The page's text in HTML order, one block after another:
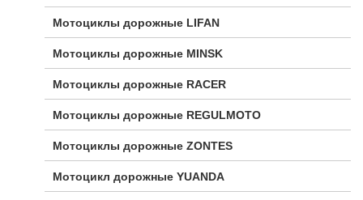
Мотоциклы дорожные LIFAN
Мотоциклы дорожные MINSK
Мотоциклы дорожные RACER
Мотоциклы дорожные REGULMOTO
Мотоциклы дорожные ZONTES
Мотоцикл дорожные YUANDA